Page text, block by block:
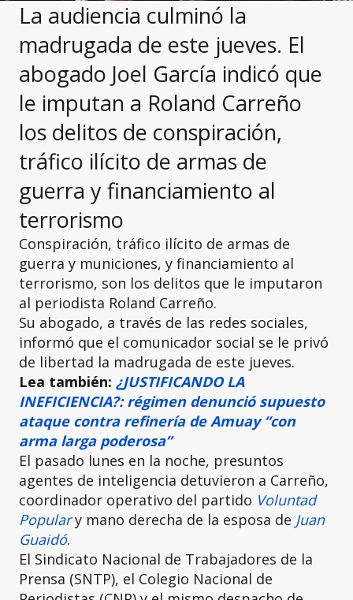
La audiencia culminó la
madrugada de este jueves. El
abogado Joel García indicó que
le imputan a Roland Carreño
los delitos de conspiración,
tráfico ilícito de armas de
guerra y financiamiento al
terrorismo
Conspiración, tráfico ilícito de armas de
guerra y municiones, y financiamiento al
terrorismo, son los delitos que le imputaron
al periodista Roland Carreño.
Su abogado, a través de las redes sociales,
informó que el comunicador social se le privó
de libertad la madrugada de este jueves.
Lea también: ¿JUSTIFICANDO LA
INEFICIENCIA?: régimen denunció supuesto
ataque contra refinería de Amuay “con
arma larga poderosa”
El pasado lunes en la noche, presuntos
agentes de inteligencia detuvieron a Carreño,
coordinador operativo del partido Voluntad
Populary mano derecha de la esposa de Juan
Guaidó.
El Sindicato Nacional de Trabajadores de la
Prensa (SNTP), el Colegio Nacional de